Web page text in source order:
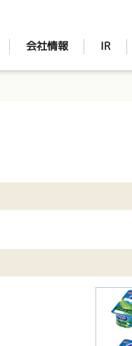
会社情報 IR